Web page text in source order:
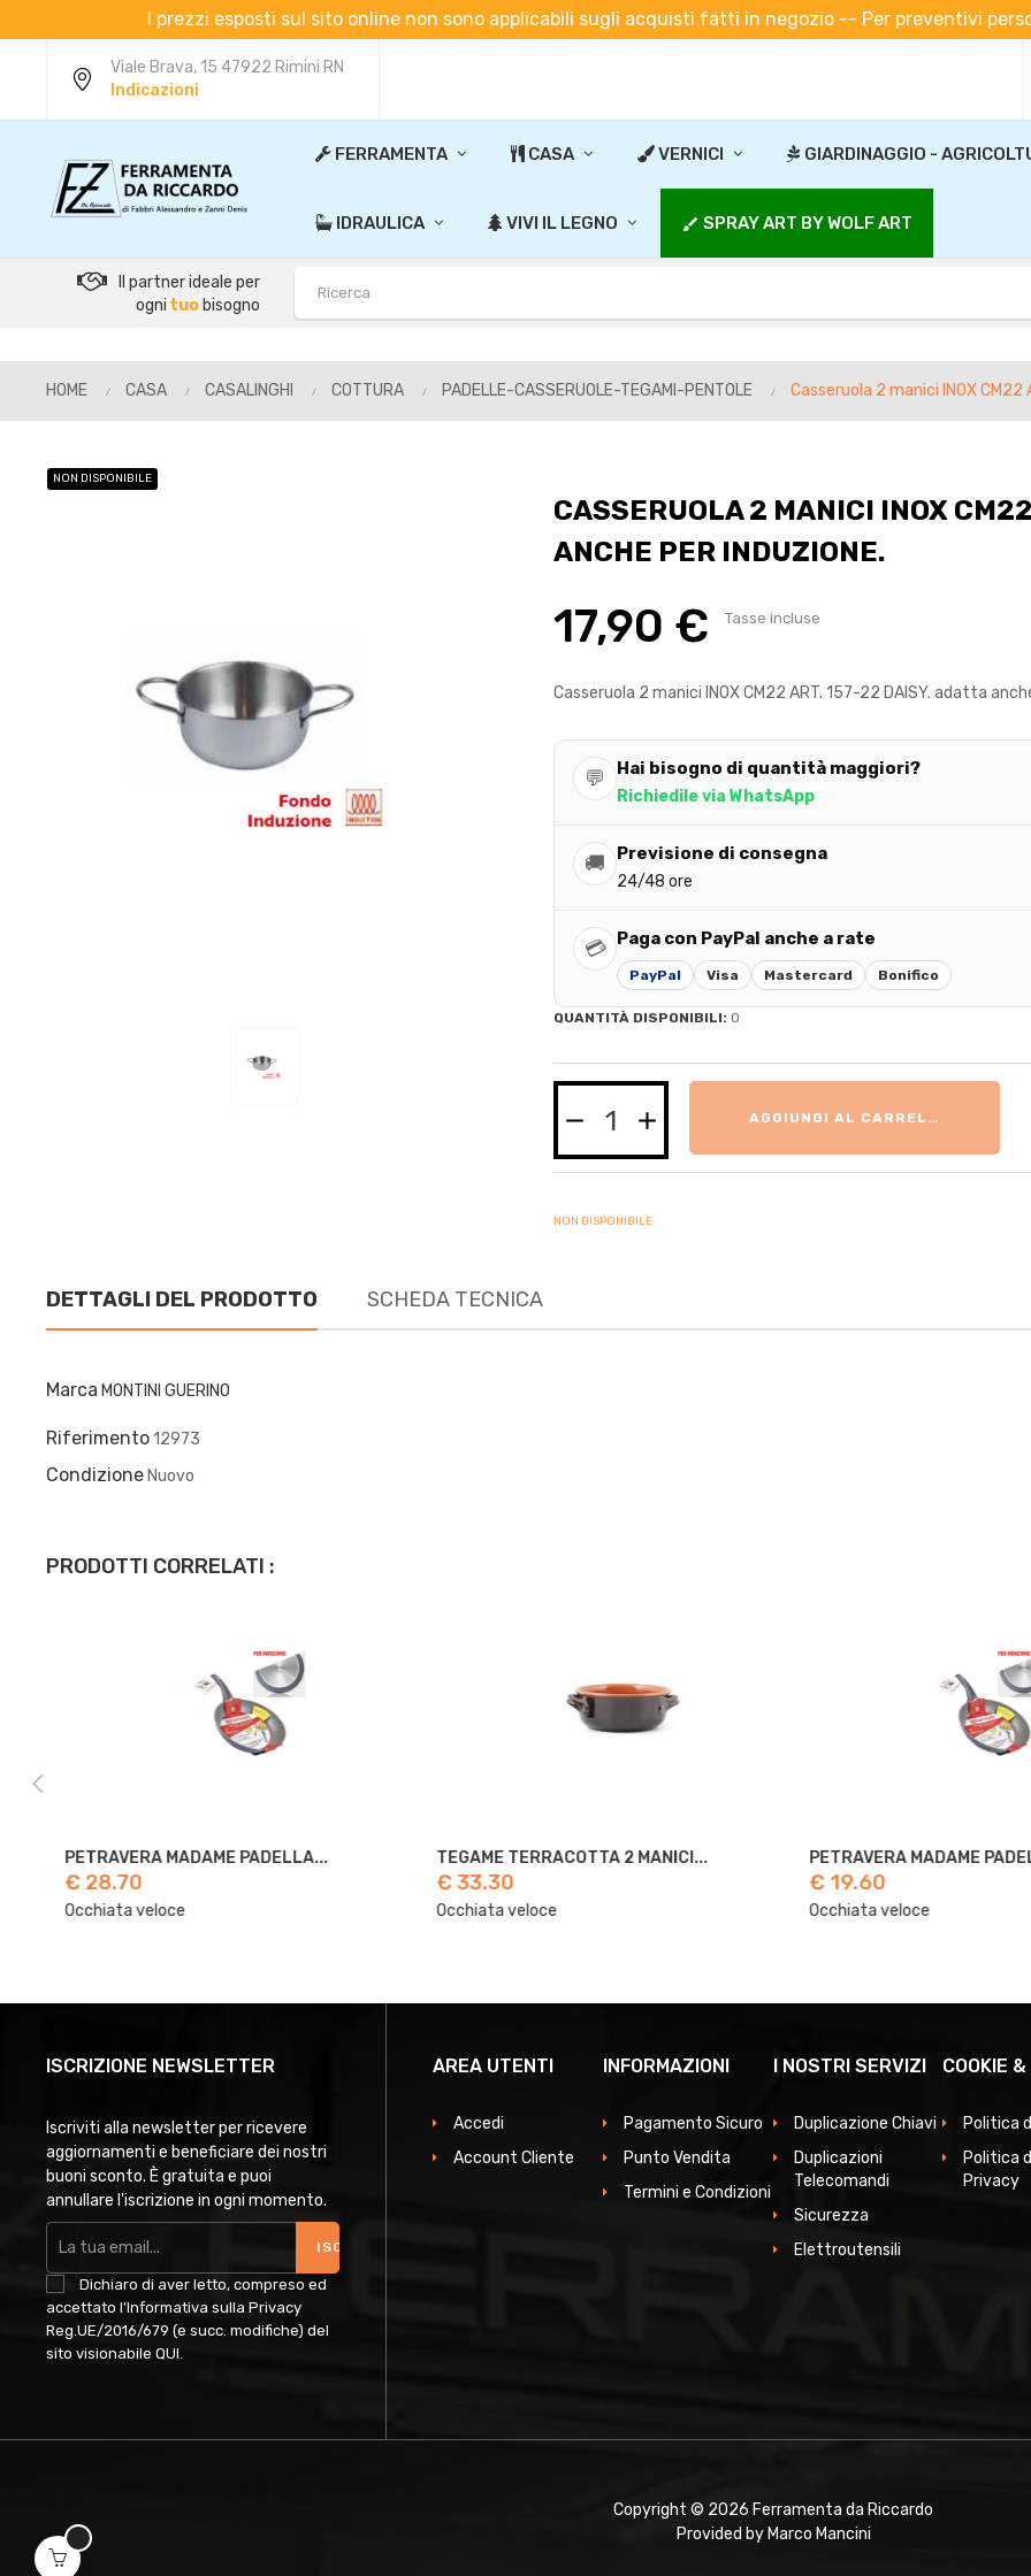
I prezzi esposti sul sito online non sono applicabili sugli acquisti fatti in negozio -- Per preventivi
Viale Brava, 15 47922 Rimini RN
Indicazioni
FERRAMENTA CASA VERNICI GIARDINAGGIO -
IDRAULICA VIVI IL LEGNO brush SPRAY ART BY WOLF ART
Il partner ideale per
ogni tuo bisogno
HOME CASA CASALINGHI COTTURA PADELLE-CASSERUOLE-TEGAMI-PENTOLE Casseruola 2 manici INOX
NON DISPONIBILE
CASSERUOLA 2 MANICI INOX
ANCHE PER INDUZIONE.
17,90 € Tasse incluse
Casseruola 2 manici INOX CM22 ART. 157-22 DAISY. adatta
💬 Hai bisogno di quantità maggiori?
Richiedile via WhatsApp
🚚 Previsione di consegna
24/48 ore
💳 Paga con PayPal anche a rate
PayPal Visa Mastercard Bonifico
QUANTITÀ DISPONIBILI: 0
AGGIUNGI AL CARRELLO
NON DISPONIBILE
DETTAGLI DEL PRODOTTO SCHEDA TECNICA
Marca MONTINI GUERINO
Riferimento12973
Condizione Nuovo
PRODOTTI CORRELATI :
PETRAVERA MADAME PADELLA...
€ 28.70
Occhiata veloce
TEGAME TERRACOTTA 2 MANICI...
€ 33.30
Occhiata veloce
PETRAVERA MADAME
€ 19.60
Occhiata veloce
ISCRIZIONE NEWSLETTER
Iscriviti alla newsletter per ricevere
aggiornamenti e beneficiare dei nostri
buoni sconto. È gratuita e puoi
annullare l'iscrizione in ogni momento.
ISCRIVITI
Dichiaro di aver letto, compreso ed
accettato l'Informativa sulla Privacy
Reg.UE/2016/679 (e succ. modifiche) del
sito visionabile QUI.
AREA UTENTI
Accedi
Account Cliente
INFORMAZIONI
Pagamento Sicuro
Punto Vendita
Termini e Condizioni
I NOSTRI SERVIZI
Duplicazione Chiavi
Duplicazioni
Telecomandi
Sicurezza
Elettroutensili
COOKIE
Politica
Politica
Privacy
Copyright © 2026 Ferramenta da Riccardo
Provided by Marco Mancini